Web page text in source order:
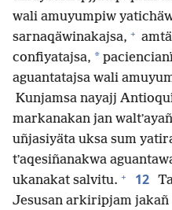
wali amuyumpiw
sarnaqäwinakajsa, +
confiyatajsa, *
aguantatajsa wali
Kunjamsa nayajj
markanakan jan
uñjasiyäta uksa sum
tʼaqesiñanakwa
ukanakat salvitu. + 12
Jesusan arkiripjam